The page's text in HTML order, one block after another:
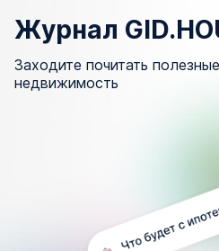
Журнал
Заходите почитать
недвижимость